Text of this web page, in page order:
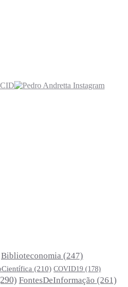
Biblioteconomia (247)
(210) COVID19 (178)
FontesDeInformação (261)